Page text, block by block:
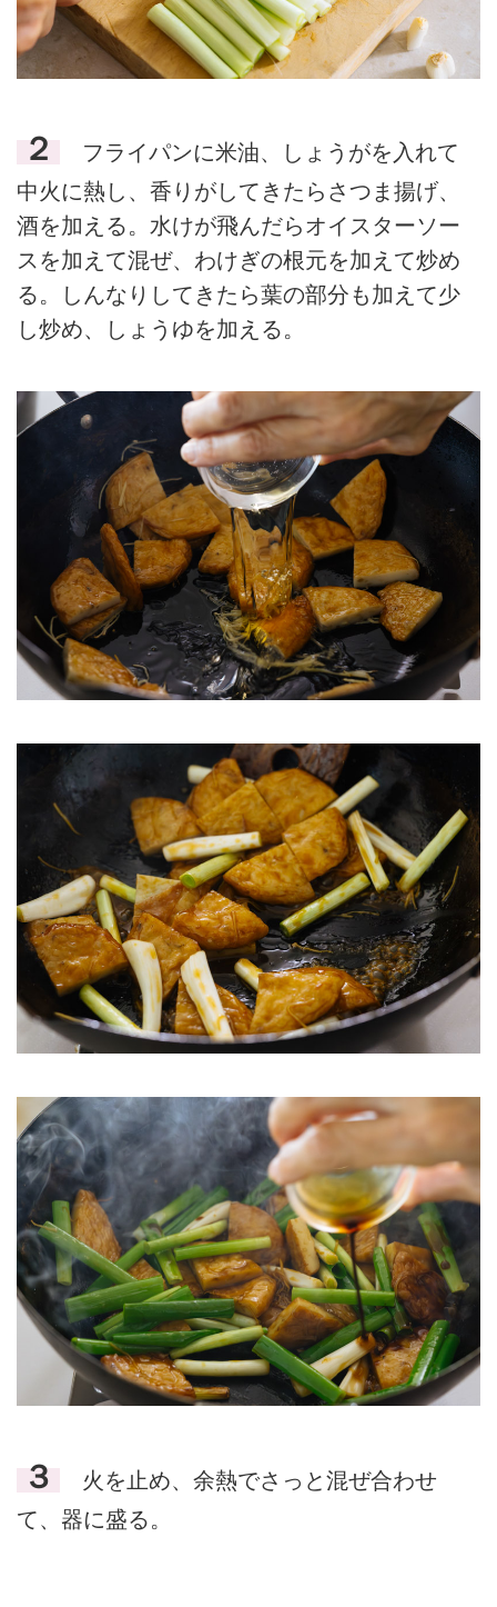
２
フライパンに米油、しょうがを入れて
中火に熱し、香りがしてきたらさつま揚げ、
酒を加える。水けが飛んだらオイスターソー
スを加えて混ぜ、わけぎの根元を加えて炒め
る。しんなりしてきたら葉の部分も加えて少
し炒め、しょうゆを加える。
３
火を止め、余熱でさっと混ぜ合わせ
て、器に盛る。